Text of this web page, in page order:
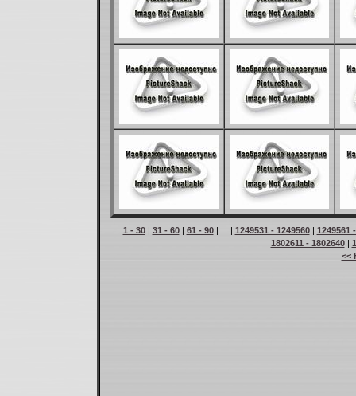
1 - 30| 31 - 60| 61 - 90| ... | 1249531 - 1249560| 1249561
1802611 - 1802640|
<<